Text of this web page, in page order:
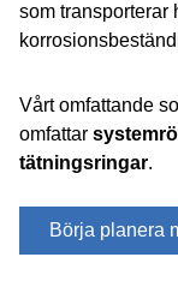
som transporterar
Vårt omfattande
omfattar
tätningsringar.
Börja planera